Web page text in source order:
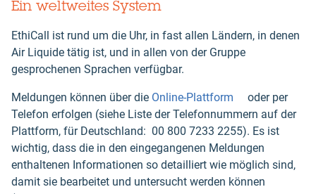
Ein weltweites System
EthiCall ist rund um die Uhr, in fast allen Ländern, in denen
Air Liquide tätig ist, und in allen von der Gruppe
gesprochenen Sprachen verfügbar.
Meldungen können über die Online-Plattform
oder per
Telefon erfolgen (siehe Liste der Telefonnummern auf der
Plattform, für Deutschland: 00 800 7233 2255). Es ist
wichtig, dass die in den eingegangenen Meldungen
enthaltenen Informationen so detailliert wie möglich sind,
damit sie bearbeitet und untersucht werden können